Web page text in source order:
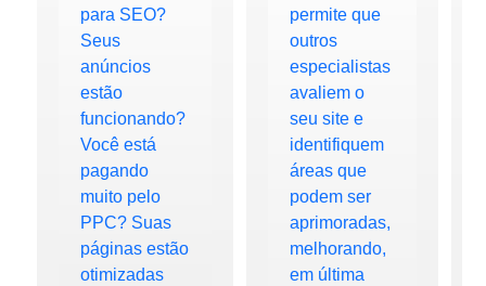
para SEO?
Seus
anúncios
estão
funcionando?
Você está
pagando
muito pelo
PPC? Suas
páginas estão
otimizadas
permite que
outros
especialistas
avaliem o
seu site e
identifiquem
áreas que
podem ser
aprimoradas,
melhorando,
em última